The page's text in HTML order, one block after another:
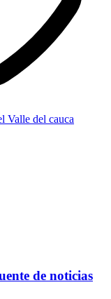
Valle del cauca
de noticias